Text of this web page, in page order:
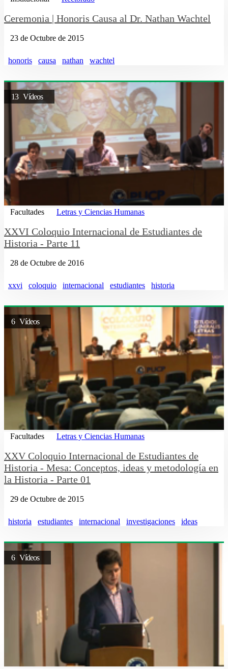
Ceremonia | Honoris Causa al Dr. Nathan Wachtel
23 de Octubre de 2015
honoris causa nathan wachtel
13 Vídeos
Facultades Letras y Ciencias Humanas
XXVI Coloquio Internacional de Estudiantes de
Historia - Parte 11
28 de Octubre de 2016
xxvi coloquio internacional estudiantes historia
6 Vídeos
Facultades Letras y Ciencias Humanas
XXV Coloquio Internacional de Estudiantes de
Historia - Mesa: Conceptos, ideas y metodología en
la Historia - Parte 01
29 de Octubre de 2015
historia estudiantes internacional investigaciones ideas
6 Vídeos